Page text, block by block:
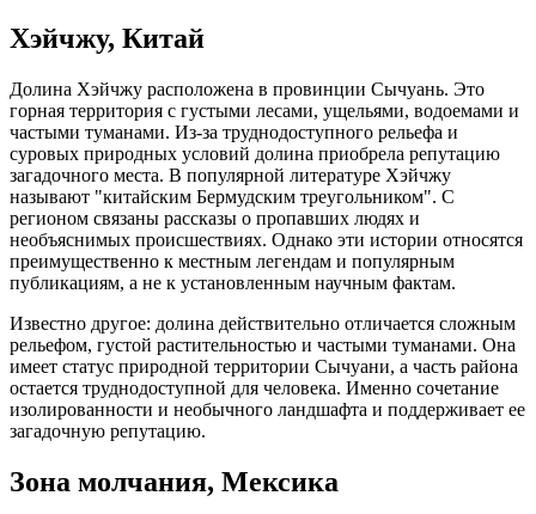
Хэйчжу, Китай
Долина Хэйчжу расположена в провинции Сычуань. Это
горная территория с густыми лесами, ущельями, водоемами и
частыми туманами. Из-за труднодоступного рельефа и
суровых природных условий долина приобрела репутацию
загадочного места. В популярной литературе Хэйчжу
называют "китайским Бермудским треугольником". С
регионом связаны рассказы о пропавших людях и
необъяснимых происшествиях. Однако эти истории относятся
преимущественно к местным легендам и популярным
публикациям, а не к установленным научным фактам.
Известно другое: долина действительно отличается сложным
рельефом, густой растительностью и частыми туманами. Она
имеет статус природной территории Сычуани, а часть района
остается труднодоступной для человека. Именно сочетание
изолированности и необычного ландшафта и поддерживает ее
загадочную репутацию.
Зона молчания, Мексика